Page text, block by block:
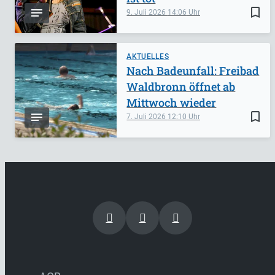
bookmark_border
9. Juli 2026 14:06
AKTUELLES
bookmark_border
7. Juli 2026 12:10
Nach Badeunfall: Freibad
Waldbronn öffnet ab
Mittwoch wieder